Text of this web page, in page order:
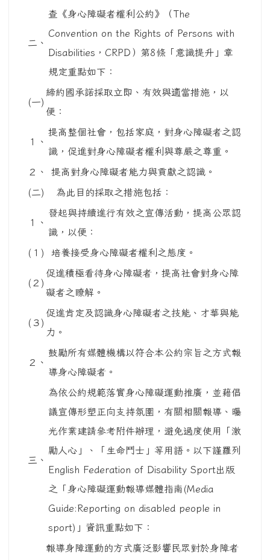
二、
查《身心障礙者權利公約》（The
Convention on the Rights of Persons with
Disabilities，CRPD）第8條「意識提升」章
規定重點如下：
(一)
締約國承諾採取立即、有效與適當措施，以
便：
１、
提高整個社會，包括家庭，對身心障礙者之認
識，促進對身心障礙者權利與尊嚴之尊重。
２、 提高對身心障礙者能力與貢獻之認識。
(二) 為此目的採取之措施包括：
１、
發起與持續進行有效之宣傳活動，提高公眾認
識，以便：
(１) 培養接受身心障礙者權利之態度。
(２)
促進積極看待身心障礙者，提高社會對身心障
礙者之瞭解。
(３)
促進肯定及認識身心障礙者之技能、才華與能
力。
２、
鼓勵所有媒體機構以符合本公約宗旨之方式報
導身心障礙者。
三、
為依公約規範落實身心障礙運動推廣，並藉倡
議宣傳形塑正向支持氛圍，有關相關報導、曝
光作業建請參考附件辦理，避免過度使用「激
勵人心」、「生命鬥士」等用語。以下謹羅列
English Federation of Disability Sport出版
之「身心障礙運動報導媒體指南(Media
Guide:Reporting on disabled people in
sport)」資訊重點如下：
報導身障運動的方式廣泛影響民眾對於身障者